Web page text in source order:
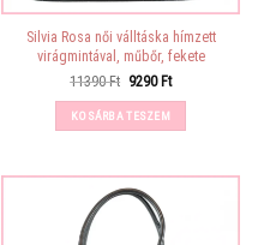
Silvia Rosa női válltáska hímzett
virágmintával, műbőr, fekete
11390Ft Original
was:
11390 Ft.
9290 FtCurrent
KOSÁRBA TESZEM